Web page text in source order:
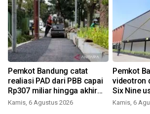
Pemkot Bandung catat
realiasi PAD dari PBB capai
Rp307 miliar hingga akhir
Juli 2026
Kamis, 6 Agustus 2026
Pemkot
videotron
Six Nine
pohon
Kamis, 6